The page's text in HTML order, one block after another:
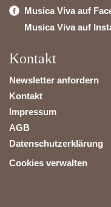
Musica Viva auf
Musica Viva auf
Kontakt
Newsletter anfordern
Kontakt
Impressum
AGB
Datenschutzerklärung
Cookies verwalten